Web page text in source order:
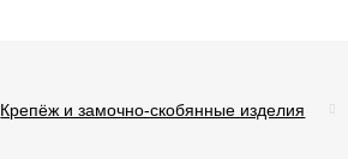
Крепёж и замочно-скобянные изделия